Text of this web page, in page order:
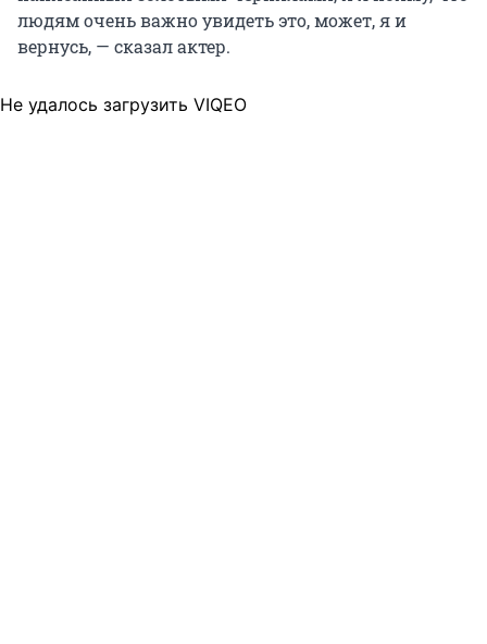
людям очень важно увидеть это, может, я и
вернусь, — сказал актер.
Не удалось загрузить VIQEO